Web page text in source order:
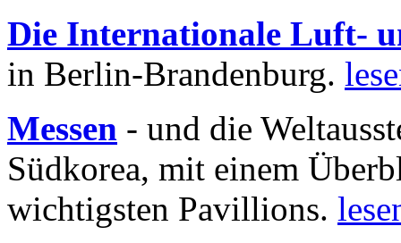
Die Internationale Luft-
in Berlin-Brandenburg.
Messen - und die
Südkorea, mit einem
wichtigsten Pavillions.